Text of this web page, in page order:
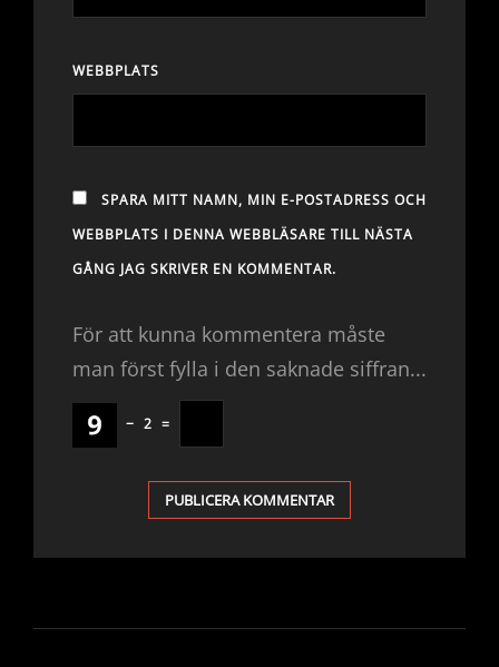
WEBBPLATS
SPARA MITT NAMN, MIN E-POSTADRESS OCH
WEBBPLATS I DENNA WEBBLÄSARE TILL NÄSTA
GÅNG JAG SKRIVER EN KOMMENTAR.
För att kunna kommentera måste
man först fylla i den saknade siffran...
− 2 =